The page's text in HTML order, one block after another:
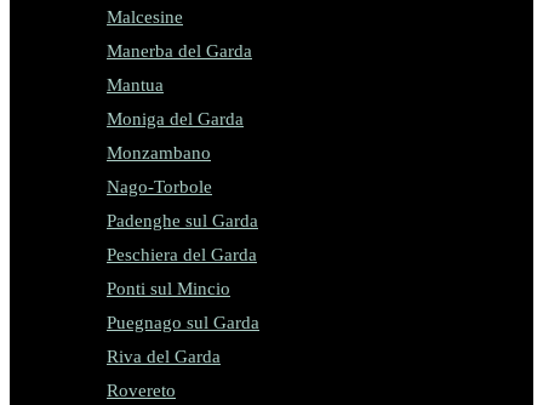
Malcesine
Manerba del Garda
Mantua
Moniga del Garda
Monzambano
Nago-Torbole
Padenghe sul Garda
Peschiera del Garda
Ponti sul Mincio
Puegnago sul Garda
Riva del Garda
Rovereto